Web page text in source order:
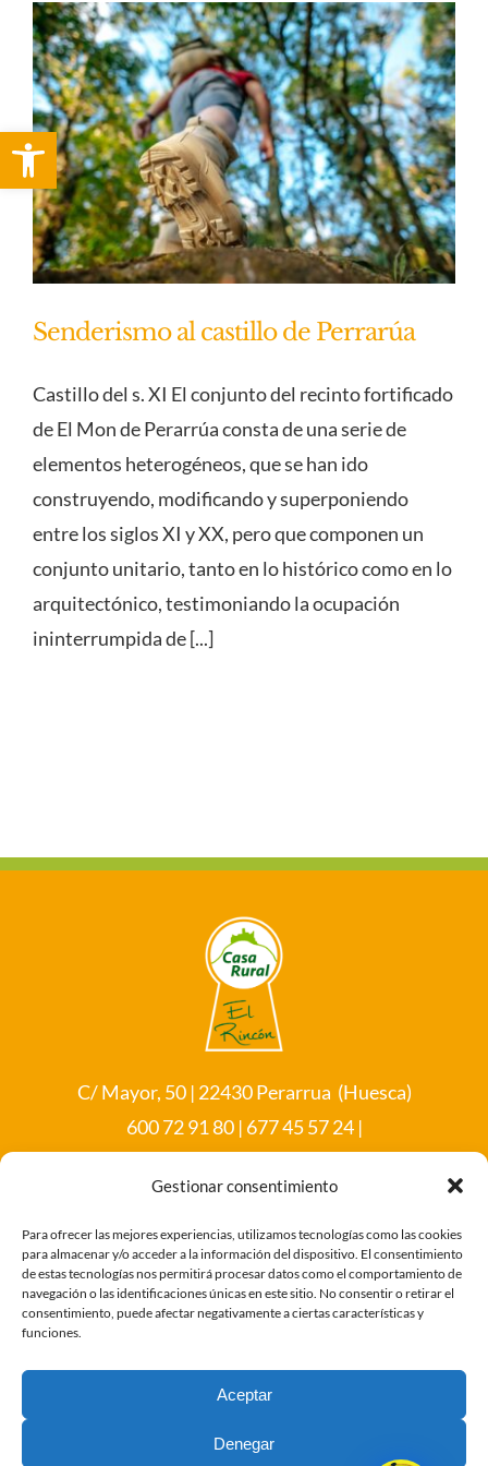
Abrir barra de herramientas
Gestionar consentimiento
Para ofrecer las mejores experiencias, utilizamos tecnologías como las cookies
para almacenar y/o acceder a la información del dispositivo. El consentimiento
de estas tecnologías nos permitirá procesar datos como el comportamiento de
navegación o las identificaciones únicas en este sitio. No consentir o retirar el
consentimiento, puede afectar negativamente a ciertas características y
funciones.
Aceptar
Denegar
Contacto
Senderismo al castillo de Perrarúa
Castillo del s. XI El conjunto del recinto fortificado
de El Mon de Perarrúa consta de una serie de
elementos heterogéneos, que se han ido
construyendo, modificando y superponiendo
entre los siglos XI y XX, pero que componen un
conjunto unitario, tanto en lo histórico como en lo
arquitectónico, testimoniando la ocupación
ininterrumpida de [...]
C/ Mayor, 50 | 22430 Perarrua (Huesca)
600 72 91 80 | 677 45 57 24 |
Esta web está financiada por la Unión Europea – Next